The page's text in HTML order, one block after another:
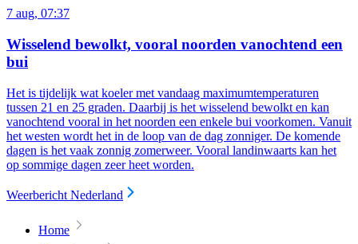
7 aug, 07:37
Wisselend bewolkt, vooral noorden vanochtend een
bui
Het is tijdelijk wat koeler met vandaag maximumtemperaturen
tussen 21 en 25 graden. Daarbij is het wisselend bewolkt en kan
vanochtend vooral in het noorden een enkele bui voorkomen. Vanuit
het westen wordt het in de loop van de dag zonniger. De komende
dagen is het vaak zonnig zomerweer. Vooral landinwaarts kan het
op sommige dagen zeer heet worden.
Weerbericht Nederland
Home